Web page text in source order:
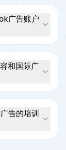
广告账户
和国际广
告的培训